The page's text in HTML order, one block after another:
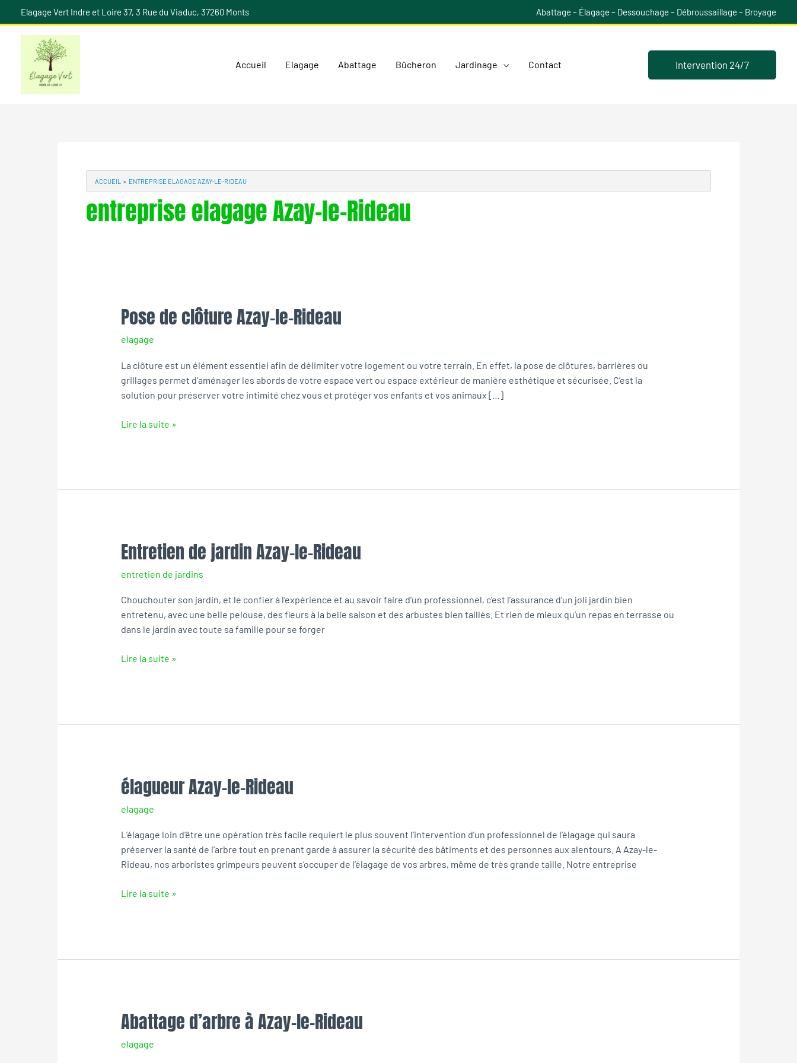
au
Elagage Vert Indre et Loire 37, 3 Rue du Viaduc, 37260 Monts Abattage – Élagage – Dessouchage – Débroussaillage – Broyage
Accueil Elagage Abattage Bûcheron Jardinage Contact Intervention 24/7
ACCUEIL ENTREPRISE ELAGAGE AZAY-LE-RIDEAU
entreprise elagage Azay-le-Rideau
Pose de clôture Azay-le-Rideau
elagage
La clôture est un élément essentiel afin de délimiter votre logement ou votre terrain. En effet, la pose de clôtures, barrières ou
grillages permet d’aménager les abords de votre espace vert ou espace extérieur de manière esthétique et sécurisée. C’est la
solution pour préserver votre intimité chez vous et protéger vos enfants et vos animaux […]
Pose
de
clôture
le-
Rideau
Lire la suite »
Entretien de jardin Azay-le-Rideau
entretien de jardins
Chouchouter son jardin, et le confier à l’expérience et au savoir faire d’un professionnel, c’est l’assurance d’un joli jardin bien
entretenu, avec une belle pelouse, des fleurs à la belle saison et des arbustes bien taillés. Et rien de mieux qu’un repas en terrasse ou
dans le jardin avec toute sa famille pour se forger
Entretien
de
jardin
le-
Rideau
Lire la suite »
élagueur Azay-le-Rideau
elagage
L’élagage loin d’être une opération très facile requiert le plus souvent l’intervention d’un professionnel de l’élagage qui saura
préserver la santé de l’arbre tout en prenant garde à assurer la sécurité des bâtiments et des personnes aux alentours. A Azay-le-
Rideau, nos arboristes grimpeurs peuvent s’occuper de l’élagage de vos arbres, même de très grande taille. Notre entreprise
élagueur
Azay-
le-
Lire la suite »
Abattage d’arbre à Azay-le-Rideau
elagage
Abattage
d’arbre
à